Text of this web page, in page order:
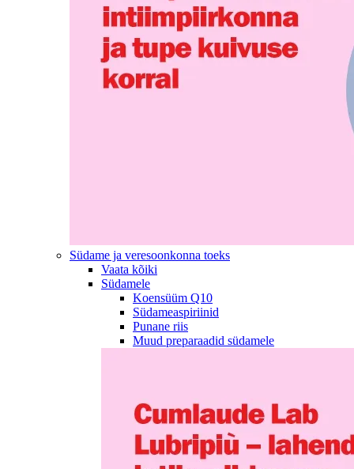
Südame ja veresoonkonna toeks
Vaata kõiki
Südamele
Koensüüm Q10
Südameaspiriinid
Punane riis
Muud preparaadid südamele